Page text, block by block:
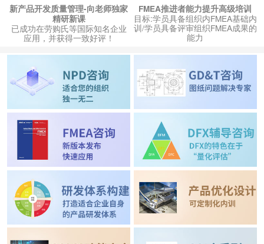
新产品开发质量管理-向老师独家
精研新课
已成功在劳购氏等国际知名企业
应用，并获得一致好评！
FMEA推进者能力提升高级培训
目标:学员具备组织内FMEA基础内
训/学员具备评审组织FMEA成果的
能力